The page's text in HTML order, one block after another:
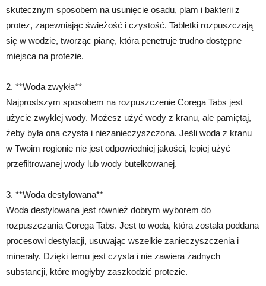
skutecznym sposobem na usunięcie osadu, plam i bakterii z
protez, zapewniając świeżość i czystość. Tabletki rozpuszczają
się w wodzie, tworząc pianę, która penetruje trudno dostępne
miejsca na protezie.
2. **Woda zwykła**
Najprostszym sposobem na rozpuszczenie Corega Tabs jest
użycie zwykłej wody. Możesz użyć wody z kranu, ale pamiętaj,
żeby była ona czysta i niezanieczyszczona. Jeśli woda z kranu
w Twoim regionie nie jest odpowiedniej jakości, lepiej użyć
przefiltrowanej wody lub wody butelkowanej.
3. **Woda destylowana**
Woda destylowana jest również dobrym wyborem do
rozpuszczania Corega Tabs. Jest to woda, która została poddana
procesowi destylacji, usuwając wszelkie zanieczyszczenia i
minerały. Dzięki temu jest czysta i nie zawiera żadnych
substancji, które mogłyby zaszkodzić protezie.